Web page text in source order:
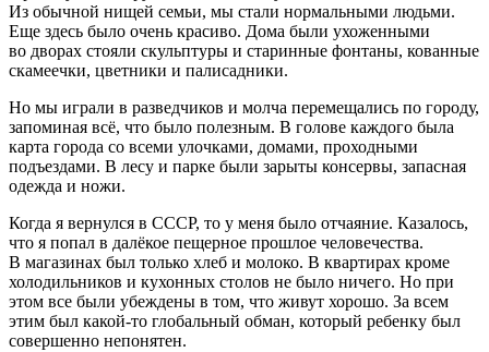
Из обычной нищей семьи, мы стали нормальными людьми.
Еще здесь было очень красиво. Дома были ухоженными
во дворах стояли скульптуры и старинные фонтаны, кованные
скамеечки, цветники и палисадники.
Но мы играли в разведчиков и молча перемещались по городу,
запоминая всё, что было полезным. В голове каждого была
карта города со всеми улочками, домами, проходными
подъездами. В лесу и парке были зарыты консервы, запасная
одежда и ножи.
Когда я вернулся в СССР, то у меня было отчаяние. Казалось,
что я попал в далёкое пещерное прошлое человечества.
В магазинах был только хлеб и молоко. В квартирах кроме
холодильников и кухонных столов не было ничего. Но при
этом все были убеждены в том, что живут хорошо. За всем
этим был какой-то глобальный обман, который ребенку был
совершенно непонятен.